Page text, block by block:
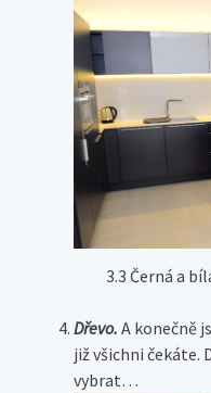
3.3 Černá a
Dřevo. A konečně
již všichni čekáte.
vybrat…